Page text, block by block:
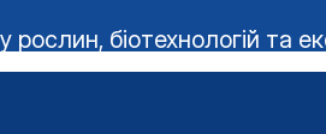
біотехнологій та